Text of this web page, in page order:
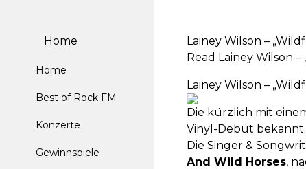
Home
Home
Best of Rock FM
Konzerte
Gewinnspiele
Lainey Wilson –
Read Lainey Wilson
Lainey Wilson –
Die kürzlich mit
Vinyl-Debüt
Die Singer &
And Wild Horses,